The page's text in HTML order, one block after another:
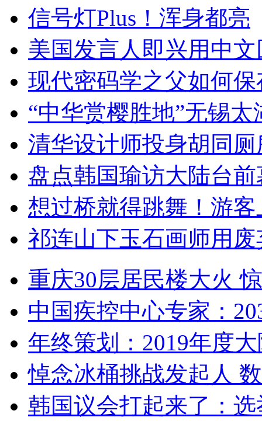
信号灯Plus！浑身都亮
美国发言人即兴用中
现代密码学之父如何
“中华赏樱胜地”无锡
清华设计师投身胡同
盘点韩国瑜访大陆台
想过桥就得跳舞！游客
祁连山下玉石画师用
重庆30层居民楼大火
中国疾控中心专家：
年终策划：2019年度
悼念冰桶挑战发起人
韩国议会打起来了：